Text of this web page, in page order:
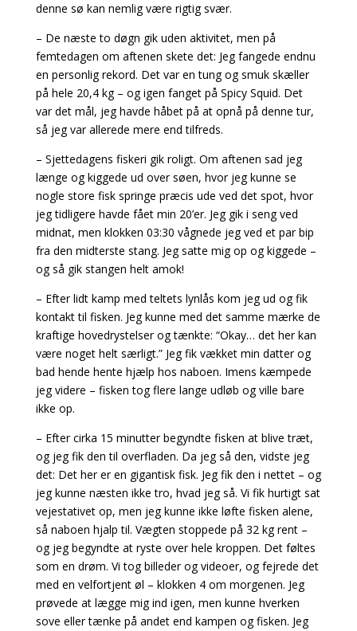
denne sø kan nemlig være rigtig svær.
– De næste to døgn gik uden aktivitet, men på
femtedagen om aftenen skete det: Jeg fangede endnu
en personlig rekord. Det var en tung og smuk skæller
på hele 20,4 kg – og igen fanget på Spicy Squid. Det
var det mål, jeg havde håbet på at opnå på denne tur,
så jeg var allerede mere end tilfreds.
– Sjettedagens fiskeri gik roligt. Om aftenen sad jeg
længe og kiggede ud over søen, hvor jeg kunne se
nogle store fisk springe præcis ude ved det spot, hvor
jeg tidligere havde fået min 20’er. Jeg gik i seng ved
midnat, men klokken 03:30 vågnede jeg ved et par bip
fra den midterste stang. Jeg satte mig op og kiggede –
og så gik stangen helt amok!
– Efter lidt kamp med teltets lynlås kom jeg ud og fik
kontakt til fisken. Jeg kunne med det samme mærke de
kraftige hovedrystelser og tænkte: “Okay… det her kan
være noget helt særligt.” Jeg fik vækket min datter og
bad hende hente hjælp hos naboen. Imens kæmpede
jeg videre – fisken tog flere lange udløb og ville bare
ikke op.
– Efter cirka 15 minutter begyndte fisken at blive træt,
og jeg fik den til overfladen. Da jeg så den, vidste jeg
det: Det her er en gigantisk fisk. Jeg fik den i nettet – og
jeg kunne næsten ikke tro, hvad jeg så. Vi fik hurtigt sat
vejestativet op, men jeg kunne ikke løfte fisken alene,
så naboen hjalp til. Vægten stoppede på 32 kg rent –
og jeg begyndte at ryste over hele kroppen. Det føltes
som en drøm. Vi tog billeder og videoer, og fejrede det
med en velfortjent øl – klokken 4 om morgenen. Jeg
prøvede at lægge mig ind igen, men kunne hverken
sove eller tænke på andet end kampen og fisken. Jeg